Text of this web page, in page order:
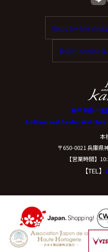
ご本人からの求めにより
開示等に応ずる窓口は、
に関する苦情、相談等の
（８）本人が容易
人情報の取得
おりません。
（９）個人情報の安
Enjoy tax-free
歡迎在 Kamine
神戸 時計・宝
Authorized Dealer Watches
本
〒650-0021 兵庫県
【営業時間】
【TEL】